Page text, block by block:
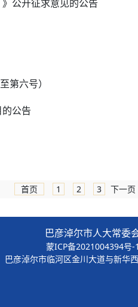
公开征求意见的公告
第六号）
公告
首页 1 2 3 下一页
巴彦淖尔市人大常委
蒙ICP备2021004394号-1
巴彦淖尔市临河区金川大道与新华